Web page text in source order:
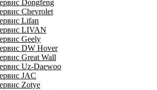
Dongfeng
Chevrolet
Lifan
LIVAN
Geely
DW Hover
Great Wall
Uz-Daewoo
JAC
Zotye